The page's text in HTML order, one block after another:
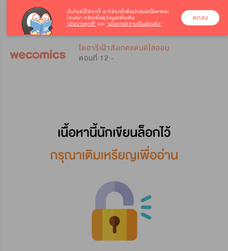
ไดอารี่เฝ้าสังเกตแดนดิไลออน
ตอนที่ 12 -
เว็บไซต์นี้ใช้คุกกี้ เราใช้คุกกี้เพื่อนำเสนอเนื้อหาและ
โฆษณา คลิกเพื่อดูข้อมูลเพิ่มเติม
‘นโยบายคุกกี้’ และ ‘นโยบายความเป็นส่วนตัว’
ตกลง